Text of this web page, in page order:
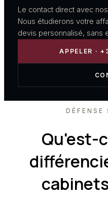
Le contact direct avec
Nous étudierons votre
devis personnalisé, sans
APPELER ·
DÉFENSE
Qu'est-